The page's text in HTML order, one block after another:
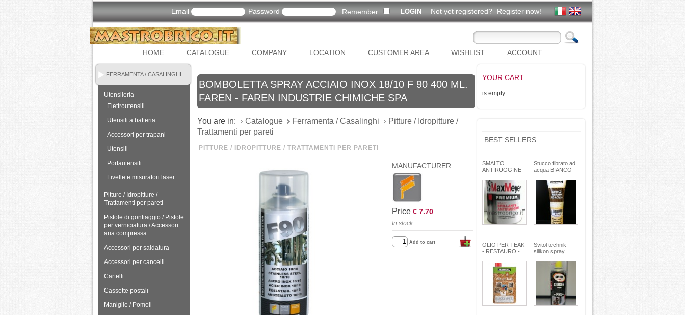
Email Password Remember Not yet registered? Register now!
HOME CATALOGUE COMPANY LOCATION CUSTOMER AREA WISHLIST ACCOUNT
FERRAMENTA / CASALINGHI
Utensileria
Elettroutensili
Utensili a batteria
Accessori per trapani
Utensili
Portautensili
Livelle e misuratori laser
Pitture / Idropitture /
Trattamenti per pareti
Pistole di gonfiaggio / Pistole
per verniciatura / Accessori
aria compressa
Accessori per saldatura
Accessori per cancelli
Cartelli
Cassette postali
Maniglie / Pomoli
BOMBOLETTA SPRAY ACCIAIO INOX 18/10 F 90 400 ML.
FAREN - FAREN INDUSTRIE CHIMICHE SPA
You are in: Catalogue Ferramenta / Casalinghi
Pitture / Idropitture /
Trattamenti per pareti
PITTURE / IDROPITTURE / TRATTAMENTI PER PARETI
MANUFACTURER
Price € 7.70
In stock
Add to cart
YOUR CART
is empty
BEST SELLERS
SMALTO
ANTIRUGGINE
gel - non cola -
Max Meyer
Stucco fibrato ad
acqua BIANCO
riempitivo non si
spacca -
TEKNICA
OLIO PER TEAK
- RESTAURO -
di oli pregiati -
MaxMeyer -
TEKNICA
Svitol technik
silikon spray